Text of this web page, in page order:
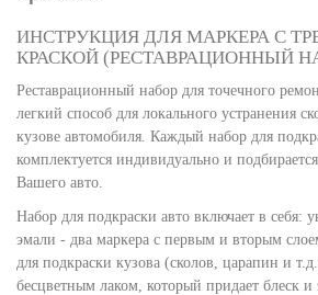
ИНСТРУКЦИЯ ДЛЯ МАРКЕРА С
КРАСКОЙ (РЕСТАВРАЦИОННЫЙ
Реставрационный набор для точечного
легкий способ для локального устранения
кузове автомобиля. Каждый набор для
комплектуется индивидуально и
Вашего авто.
Набор для подкраски авто включает в себя:
эмали - два маркера с первым и вторым
для подкраски кузова (сколов, царапин и
бесцветным лаком, который придает блеск